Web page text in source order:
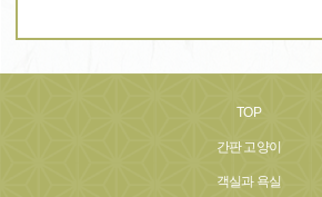
TOP
간판 고양이
객실과 욕실